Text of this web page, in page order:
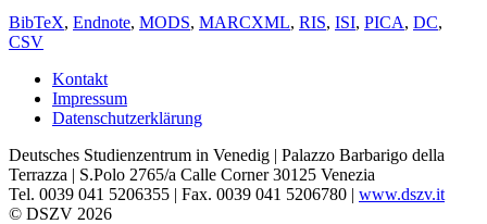
BibTeX, Endnote, MODS, MARCXML, RIS, ISI, PICA, DC,
CSV
Kontakt
Impressum
Datenschutzerklärung
Deutsches Studienzentrum in Venedig | Palazzo Barbarigo della
Terrazza | S.Polo 2765/a Calle Corner 30125 Venezia
Tel. 0039 041 5206355 | Fax. 0039 041 5206780 | www.dszv.it
© DSZV 2026